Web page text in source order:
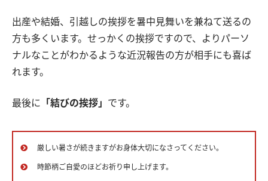
出産や結婚、引越しの挨拶を暑中見舞いを兼ねて送るの
方も多くいます。せっかくの挨拶ですので、よりパーソ
ナルなことがわかるような近況報告の方が相手にも喜ば
れます。
最後に 「結びの挨拶」 です。
厳しい暑さが続きますがお身体大切になさってください。
時節柄ご自愛のほどお祈り申し上げます。